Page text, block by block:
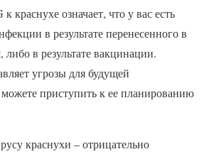
краснухе означает, что у вас есть
в результате перенесенного в
либо в результате вакцинации.
угрозы для будущей
приступить к ее планированию
краснухи – отрицательно